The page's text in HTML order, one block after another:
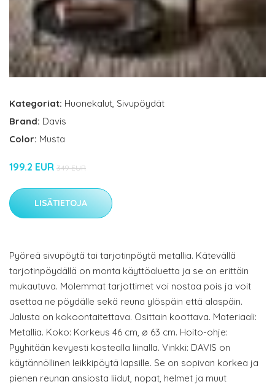
Kategoriat: Huonekalut, Sivupöydät
Brand: Davis
Color: Musta
199.2 EUR 349 EUR
LISÄTIETOJA
Pyöreä sivupöytä tai tarjotinpöytä metallia. Kätevällä
tarjotinpöydällä on monta käyttöaluetta ja se on erittäin
mukautuva. Molemmat tarjottimet voi nostaa pois ja voit
asettaa ne pöydälle sekä reuna ylöspäin että alaspäin.
Jalusta on kokoontaitettava. Osittain koottava. Materiaali:
Metallia. Koko: Korkeus 46 cm, ø 63 cm. Hoito-ohje:
Pyyhitään kevyesti kostealla liinalla. Vinkki: DAVIS on
käytännöllinen leikkipöytä lapsille. Se on sopivan korkea ja
pienen reunan ansiosta liidut, nopat, helmet ja muut